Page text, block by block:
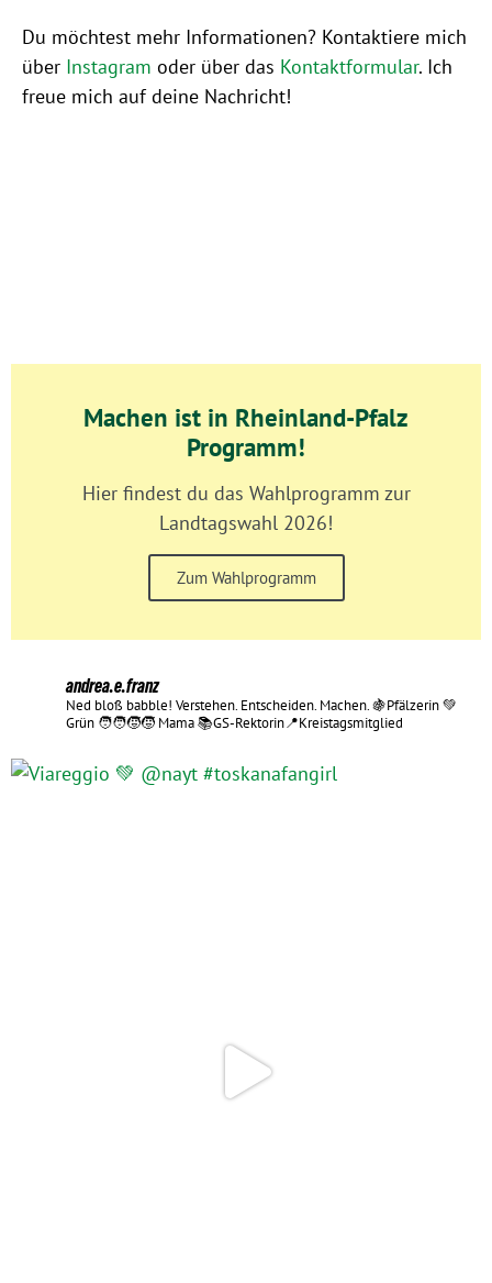
Du möchtest mehr Informationen? Kontaktiere mich
über Instagram oder über das Kontaktformular. Ich
freue mich auf deine Nachricht!
Machen ist in Rheinland-Pfalz
Programm!
Hier findest du das Wahlprogramm zur
Landtagswahl 2026!
Zum Wahlprogramm
andrea.e.franz
Ned bloß babble! Verstehen. Entscheiden. Machen.🍇Pfälzerin 💚
Grün 🧑‍🧑‍🧒‍🧒 Mama📚GS-Rektorin📍Kreistagsmitglied